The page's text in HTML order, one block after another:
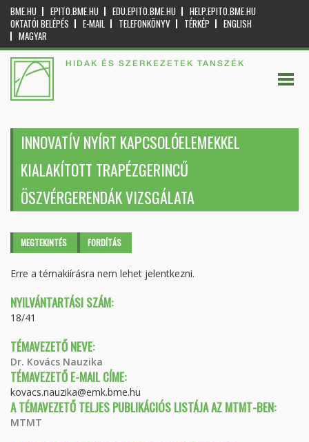
BME.HU EPITO.BME.HU EDU.EPITO.BME.HU
HELP.EPITO.BME.HU
OKTATÓI BELÉPÉS
E-MAIL TELEFONKÖNYV TÉRKÉP
ENGLISH
MAGYAR
HIDAK ÉS SZERKEZETEK TANSZÉK
INNOVATÍV NYÍRT KAPCSOLÓELEMEKKEL
KIALAKÍTOTT TRAPÉZGERINCŰ
ÖSZVÉRGERENDÁK VIZSGÁLATA
Elsődleges fülek
MEGTEKINTÉS (AKTÍVFORDÍTÁS
Erre a témakiírásra nem lehet jelentkezni.
NYILVÁNTARTÁSI SZÁM:
18/41
TÉMAVEZETŐ NEVE:
Dr. Kovács Nauzika
TÉMAVEZETŐ E-MAIL CÍME:
kovacs.nauzika@emk.bme.hu
A TÉMAVEZETŐ TELJES PUBLIKÁCIÓS LISTÁJA AZ MTMT-BEN:
MTMT